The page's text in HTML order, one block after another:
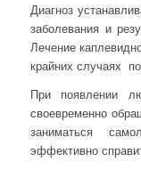
Диагноз
заболевания и
Лечение
крайних случаях
При появлении
своевременно
заниматься
эффективно